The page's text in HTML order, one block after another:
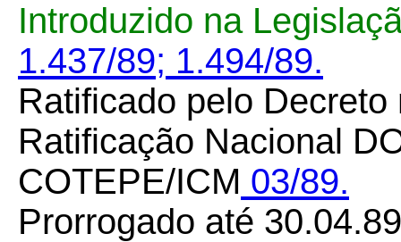
Introduzido na
1.437/89; 1.494/89.
Ratificado pelo Decreto
Ratificação Nacional
COTEPE/ICM 03/89.
Prorrogado até